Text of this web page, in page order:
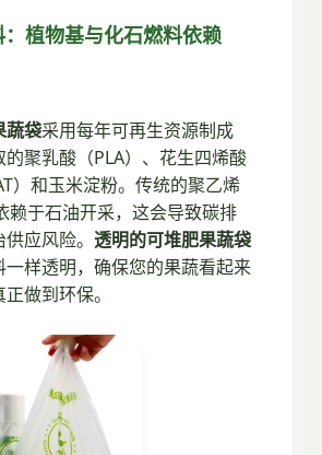
植物基与化石燃料依赖
蔬袋采用每年可再生资源制成
聚乳酸（PLA）、花生四烯酸
）和玉米淀粉。传统的聚乙烯
赖于石油开采，这会导致碳排
应风险。 透明的可堆肥果蔬袋
一样透明，确保您的果蔬看起来
做到环保。